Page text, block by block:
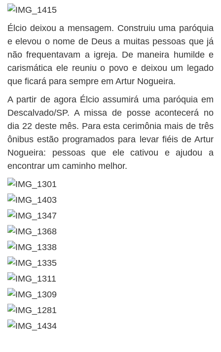
Élcio deixou a mensagem. Construiu uma paróquia
e elevou o nome de Deus a muitas pessoas que já
não frequentavam a igreja. De maneira humilde e
carismática ele reuniu o povo e deixou um legado
que ficará para sempre em Artur Nogueira.
A partir de agora Élcio assumirá uma paróquia em
Descalvado/SP. A missa de posse acontecerá no
dia 22 deste mês. Para esta cerimônia mais de três
ônibus estão programados para levar fiéis de Artur
Nogueira: pessoas que ele cativou e ajudou a
encontrar um caminho melhor.